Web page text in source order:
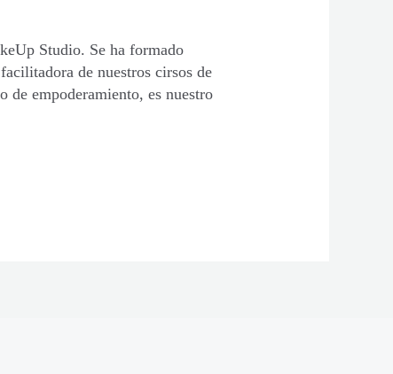
Studio. Se ha formado
de nuestros cirsos de
empoderamiento, es nuestro